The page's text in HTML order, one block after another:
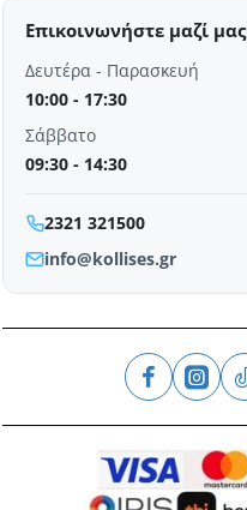
Επικοινωνήστε μαζί μας
Δευτέρα - Παρασκευή
10:00 - 17:30
Σάββατο
09:30 - 14:30
2321 321500
info@kollises.gr